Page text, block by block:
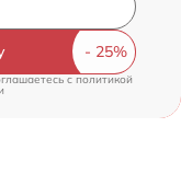
cполитикой